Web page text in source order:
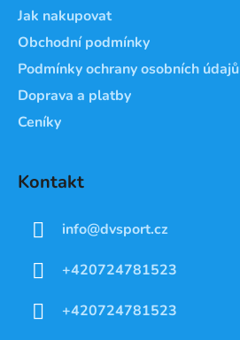
Jak nakupovat
Obchodní podmínky
Podmínky ochrany osobních údajů
Doprava a platby
Ceníky
Kontakt
info@dvsport.cz
+420724781523
+420724781523